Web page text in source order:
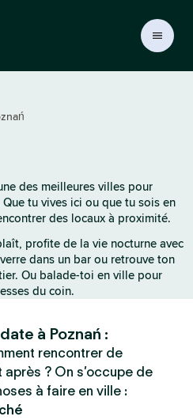
des meilleures villes pour
tu vives ici ou que tu sois en
des locaux à proximité.
profite de la vie nocturne avec
dans un bar ou retrouve ton
Ou balade-toi en ville pour
du coin.
à Poznań :
rencontrer de
? On s’occupe de
à faire en ville :